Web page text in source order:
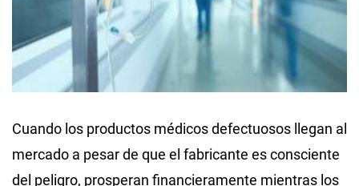
Cuando los productos médicos defectuosos llegan al
mercado a pesar de que el fabricante es consciente
del peligro, prosperan financieramente mientras los